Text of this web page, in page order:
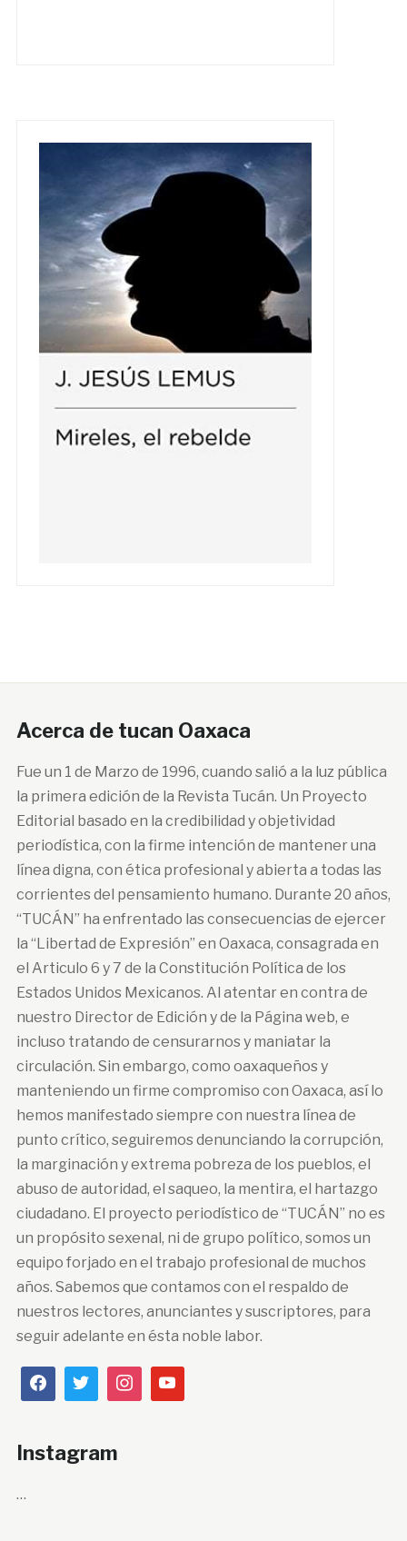
Acerca de tucan Oaxaca
Fue un 1 de Marzo de 1996, cuando salió a la luz pública
la primera edición de la Revista Tucán. Un Proyecto
Editorial basado en la credibilidad y objetividad
periodística, con la firme intención de mantener una
línea digna, con ética profesional y abierta a todas las
corrientes del pensamiento humano. Durante 20 años,
“TUCÁN” ha enfrentado las consecuencias de ejercer
la “Libertad de Expresión” en Oaxaca, consagrada en
el Articulo 6 y 7 de la Constitución Política de los
Estados Unidos Mexicanos. Al atentar en contra de
nuestro Director de Edición y de la Página web, e
incluso tratando de censurarnos y maniatar la
circulación. Sin embargo, como oaxaqueños y
manteniendo un firme compromiso con Oaxaca, así lo
hemos manifestado siempre con nuestra línea de
punto crítico, seguiremos denunciando la corrupción,
la marginación y extrema pobreza de los pueblos, el
abuso de autoridad, el saqueo, la mentira, el hartazgo
ciudadano. El proyecto periodístico de “TUCÁN” no es
un propósito sexenal, ni de grupo político, somos un
equipo forjado en el trabajo profesional de muchos
años. Sabemos que contamos con el respaldo de
nuestros lectores, anunciantes y suscriptores, para
seguir adelante en ésta noble labor.
Instagram
…